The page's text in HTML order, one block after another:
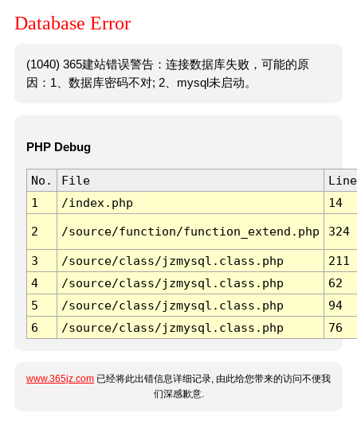
Database Error
(1040) 365建站错误警告：连接数据库失败，可能的原
因：1、数据库密码不对; 2、mysql未启动。
PHP Debug
No. File
Line
1
/index.php 14
2 /source/function/function_extend.php 324
3 /source/class/jzmysql.class.php
211
4
/source/class/jzmysql.class.php
62
5
/source/class/jzmysql.class.php
94
6
/source/class/jzmysql.class.php 76
www.365jz.com 已经将此出错信息详细记录, 由此给您带来的访问不便我
们深感歉意.